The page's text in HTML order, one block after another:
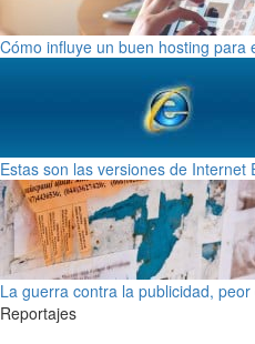
Cómo influye un buen hosting para
Estas son las versiones de
La guerra contra la publicidad,
Reportajes